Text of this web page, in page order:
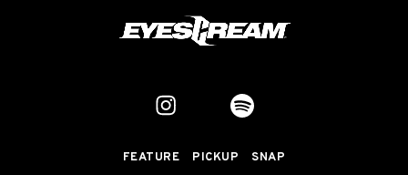
FEATURE PICKUP SNAP